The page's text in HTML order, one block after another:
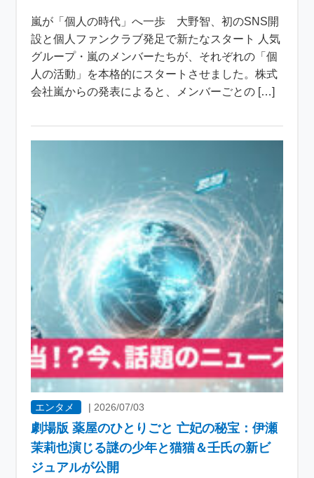
嵐が「個人の時代」へ一歩 大野智、初のSNS開
設と個人ファンクラブ発足で新たなスタート 人気
グループ・嵐のメンバーたちが、それぞれの「個
人の活動」を本格的にスタートさせました。株式
会社嵐からの発表によると、メンバーごとの […]
エンタメ |2026/07/03
劇場版 薬屋のひとりごと 亡妃の秘宝：伊瀬
茉莉也演じる謎の少年と猫猫＆壬氏の新ビ
ジュアルが公開